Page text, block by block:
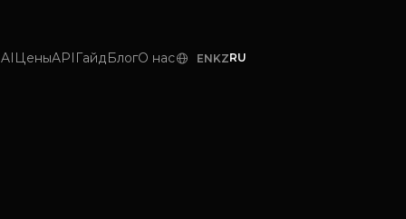
ЦеныAPI ГайдБлогО нас ENKZRU